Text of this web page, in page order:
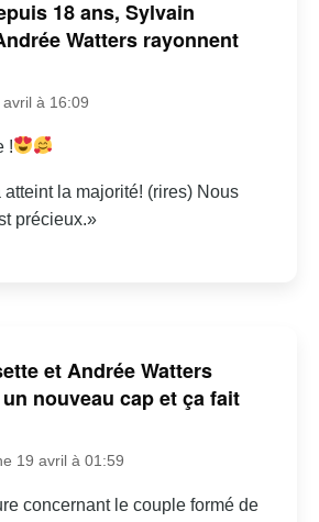
18 ans, Sylvain
Watters rayonnent
à 16:09
!
la majorité! (rires) Nous
précieux.»
et Andrée Watters
nouveau cap et ça fait
19 avril à 01:59
concernant le couple formé de